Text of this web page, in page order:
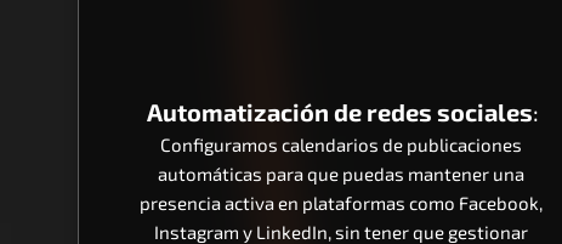
Automatización de redes sociales:
Configuramos calendarios de publicaciones
automáticas para que puedas mantener una
presencia activa en plataformas como Facebook,
Instagram y LinkedIn, sin tener que gestionar